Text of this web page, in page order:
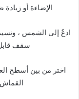
الإضاءة أو زيادة
ادعُ إلى الشمس ،
سقف
اختر من بين أسطح